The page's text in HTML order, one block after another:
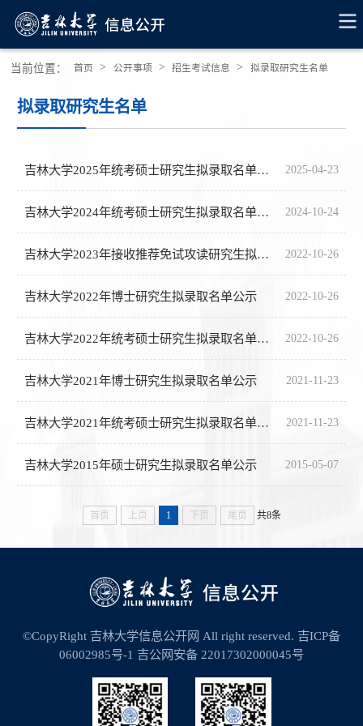
当前位置： 首页 > 公开事项 > 招生考试信息 > 拟录取研究生名单
拟录取研究生名单
吉林大学2025年统考硕士研究生拟录取名单公示 2025-04-23
吉林大学2024年统考硕士研究生拟录取名单公示 2024-10-24
吉林大学2023年接收推荐免试攻读研究生拟录取名单公示 2022-10-26
吉林大学2022年博士研究生拟录取名单公示 2022-10-26
吉林大学2022年统考硕士研究生拟录取名单公示 2022-10-26
吉林大学2021年博士研究生拟录取名单公示 2021-11-23
吉林大学2021年统考硕士研究生拟录取名单公示 2021-11-23
吉林大学2015年硕士研究生拟录取名单公示 2015-05-07
首页 上页 1 下页 尾页 共8条
©CopyRight 吉林大学信息公开网 All right reserved. 吉ICP备
06002985号-1 吉公网安备 22017302000045号